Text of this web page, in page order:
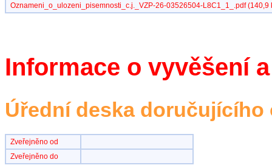
Oznameni_o_ulozeni_pisemnosti_c.j._VZP-26-03526504-L8C1_1_.pdf (140,9
Informace o vyvěšení
Úřední deska doručujícího
Zveřejněno od
Zveřejněno do